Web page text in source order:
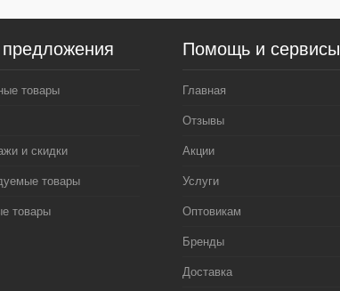
товары
и скидки
товары
товары
Помощь и сервисы
Главная
Отзывы
Акции
Услуги
Оптовикам
Бренды
Доставка